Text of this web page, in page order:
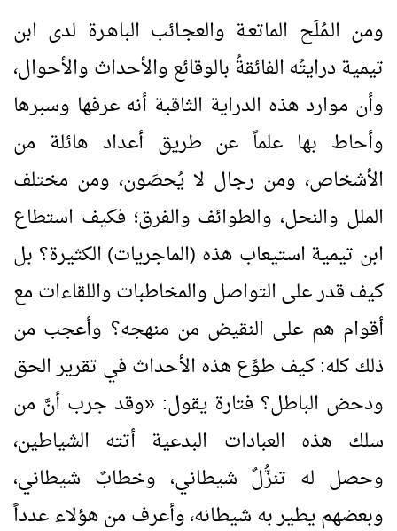
ومن الـمُلَح الماتعـة والعجـائب الباهـرة لدى ابن
تيمية درايتُه الفائقةُ بالوقائع والأحداث والأحوال،
وأن موارد هذه الدراية الثاقبة أنه عرفها وسبرها
وأحاط بها علماً عن طريق أعداد هائلة من
الأشخاص، ومن رجال لا يُحصَون، ومن مختلف
الملل والنحل، والطوائف والفرق؛ فكيف استطاع
ابن تيمية استيعاب هذه (الماجريات) الكثيرة؟ بل
كيف قدر على التواصل والمخاطبات واللقاءات مع
أقوام هم على النقيض من منهجه؟ وأعجب من
ذلك كله: كيف طوَّع هذه الأحداث في تقرير الحق
ودحض الباطل؟ فتارة يقول: «وقد جرب أنَّ من
سلك هذه العبادات البدعية أتته الشياطين،
وحصل له تنزُّلٌ شيطاني، وخطابٌ شيطاني،
وبعضهم يطير به شيطانه، وأعرف من هؤلاء عدداً